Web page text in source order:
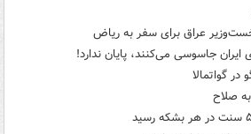
عراق برای سفر به ریاض
ایران جاسوسی می‌کنند، پایان ندارد!
گواتمالا
صلاح